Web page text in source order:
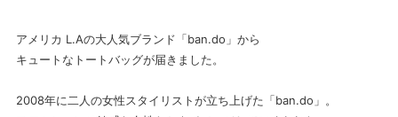
アメリカ L.Aの大人気ブランド「ban.do」から
キュートなトートバッグが届きました。
2008年に二人の女性スタイリストが立ち上げた「ban.do」。